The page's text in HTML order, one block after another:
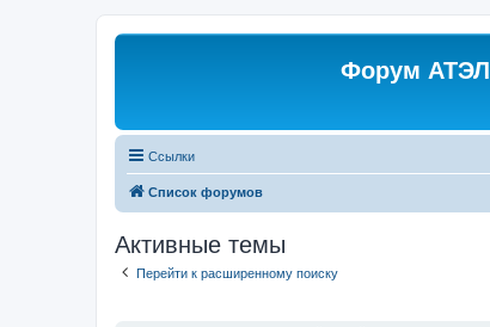
Форум АТЭЛ
Ссылки
Список форумов
Активные темы
Перейти к расширенному поиску